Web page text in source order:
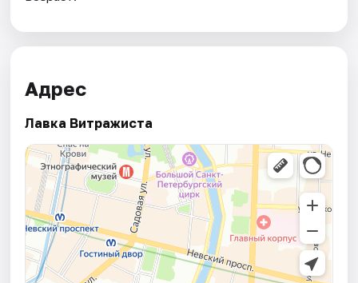
Адрес
Лавка Витражиста